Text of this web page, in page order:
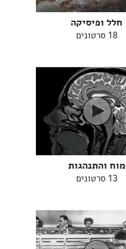
חלל ופיסיקה
18 סרטונים
מוח והתנהגות
13 סרטונים